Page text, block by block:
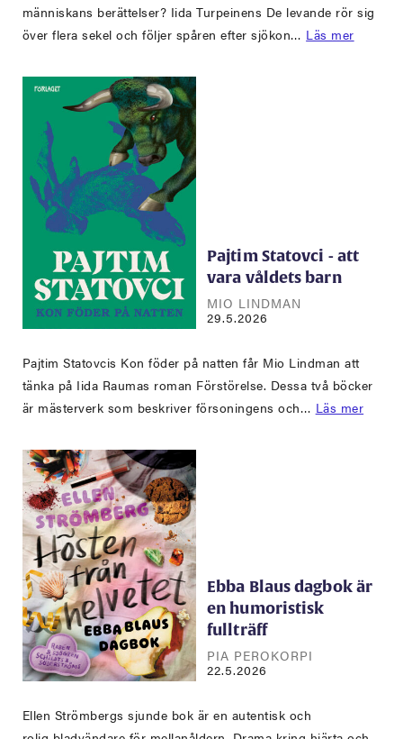
människans berättelser? Iida Turpeinens De levande rör sig
över flera sekel och följer spåren efter sjökon… Läs mer
Pajtim Statovci - att
vara våldets barn
MIO LINDMAN
29.5.2026
Pajtim Statovcis Kon föder på natten får Mio Lindman att
tänka på Iida Raumas roman Förstörelse. Dessa två böcker
är mästerverk som beskriver försoningens och… Läs mer
Ebba Blaus dagbok är
en humoristisk
fullträff
PIA PEROKORPI
22.5.2026
Ellen Strömbergs sjunde bok är en autentisk och